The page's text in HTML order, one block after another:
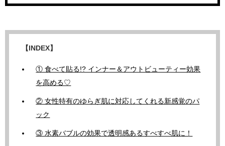
【INDEX】
① 食べて貼る!? インナー＆アウトビューティー効果
を高める♡
② 女性特有のゆらぎ肌に対応してくれる新感覚のパ
ック
③ 水素バブルの効果で透明感あるすべすべ肌に！